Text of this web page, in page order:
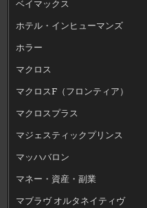
ベイマックス
ホテル・インヒューマンズ
ホラー
マクロス
マクロスF（フロンティア）
マクロスプラス
マジェスティックプリンス
マッハバロン
マネー・資産・副業
マブラヴ オルタネイティヴ